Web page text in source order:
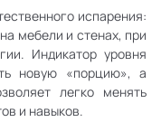
испарения:
мебели и стенах, при
Индикатор уровня
новую «порцию», а
легко менять
и навыков.